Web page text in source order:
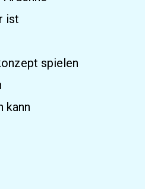
ist
spielen
kann